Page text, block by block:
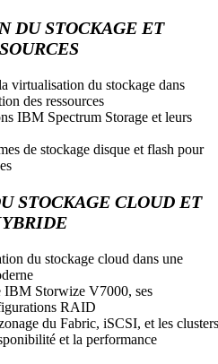
DU STOCKAGE ET
virtualisation du stockage dans
des ressources
IBM Spectrum Storage et leurs
de stockage disque et flash pour
STOCKAGE CLOUD ET
du stockage cloud dans une
IBM Storwize V7000, ses
RAID
du Fabric, iSCSI, et les clusters
et la performance